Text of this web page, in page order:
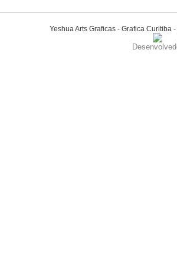
Yeshua Arts Graficas - Grafica Curitiba